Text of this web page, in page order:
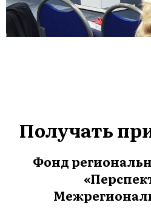
Получать
Фонд
«